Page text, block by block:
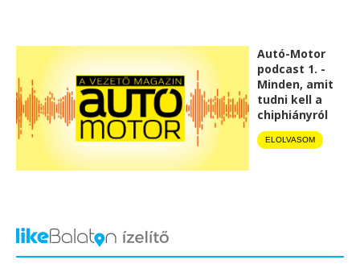
Autó-Motor
podcast 1. -
Minden, amit
tudni kell a
chiphiányról
ELOLVASOM